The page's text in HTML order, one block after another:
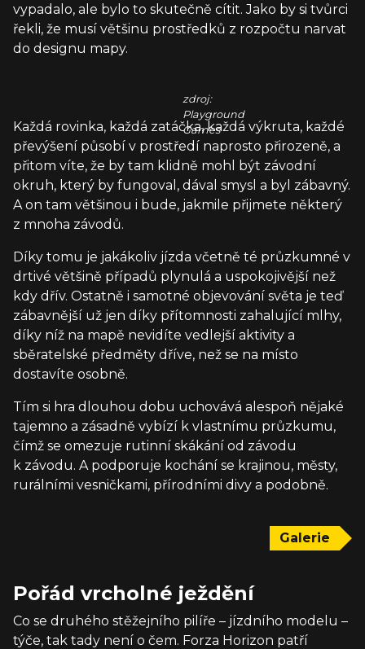
vypadalo, ale bylo to skutečně cítit. Jako by si tvůrci
řekli, že musí většinu prostředků z rozpočtu narvat
do designu mapy.
zdroj:
Playground
Games
Každá rovinka, každá zatáčka, každá výkruta, každé
převýšení působí v prostředí naprosto přirozeně, a
přitom víte, že by tam klidně mohl být závodní
okruh, který by fungoval, dával smysl a byl zábavný.
A on tam většinou i bude, jakmile přijmete některý
z mnoha závodů.
Díky tomu je jakákoliv jízda včetně té průzkumné v
drtivé většině případů plynulá a uspokojivější než
kdy dřív. Ostatně i samotné objevování světa je teď
zábavnější už jen díky přítomnosti zahalující mlhy,
díky níž na mapě nevidíte vedlejší aktivity a
sběratelské předměty dříve, než se na místo
dostavíte osobně.
Tím si hra dlouhou dobu uchovává alespoň nějaké
tajemno a zásadně vybízí k vlastnímu průzkumu,
čímž se omezuje rutinní skákání od závodu
k závodu. A podporuje kochání se krajinou, městy,
rurálními vesničkami, přírodními divy a podobně.
Galerie
Pořád vrcholné ježdění
Co se druhého stěžejního pilíře – jízdního modelu –
týče, tak tady není o čem. Forza Horizon patří